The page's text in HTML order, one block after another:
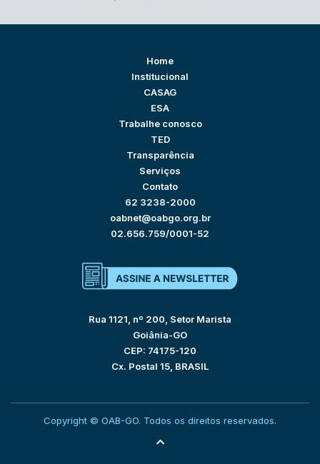
Home
Institucional
CASAG
ESA
Trabalhe conosco
TED
Transparência
Serviços
Contato
62 3238-2000
oabnet@oabgo.org.br
02.656.759/0001-52
Rua 1121, nº 200, Setor Marista
Goiânia-GO
CEP: 74175-120
Cx. Postal 15, BRASIL
Copyright © OAB-GO. Todos os direitos reservados.